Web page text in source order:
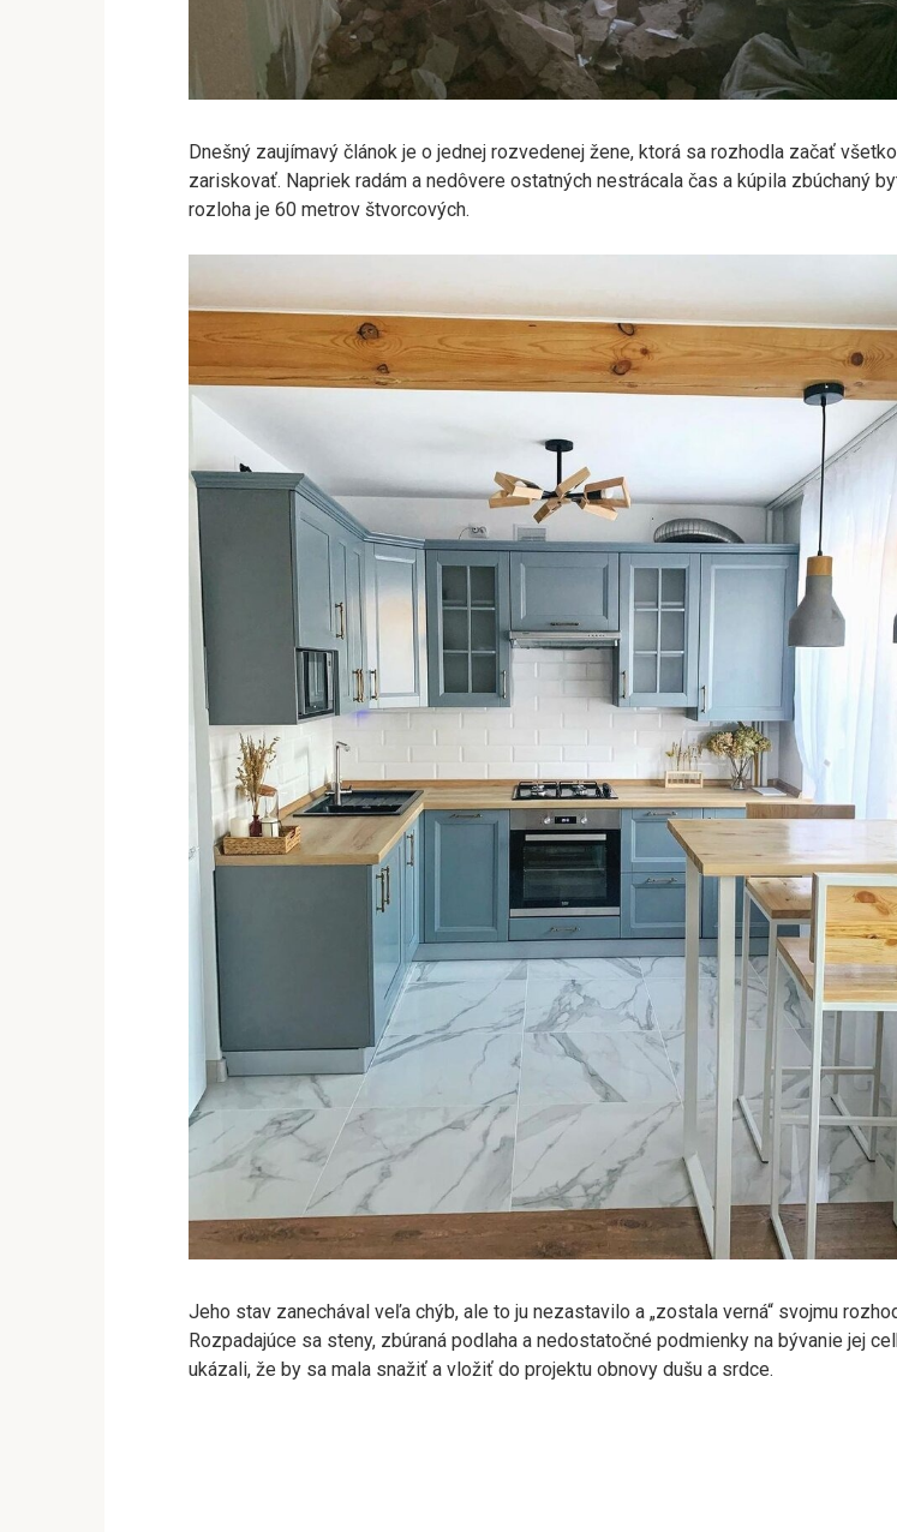
Dnešný zaujímavý článok je o jednej rozvedenej žene, ktorá sa rozhodla začať
zariskovať. Napriek radám a nedôvere ostatných nestrácala čas a kúpila zbúchaný
rozloha je 60 metrov štvorcových.
Jeho stav zanechával veľa chýb, ale to ju nezastavilo a „zostala verná“ svojmu
Rozpadajúce sa steny, zbúraná podlaha a nedostatočné podmienky na bývanie jej
ukázali, že by sa mala snažiť a vložiť do projektu obnovy dušu a srdce.